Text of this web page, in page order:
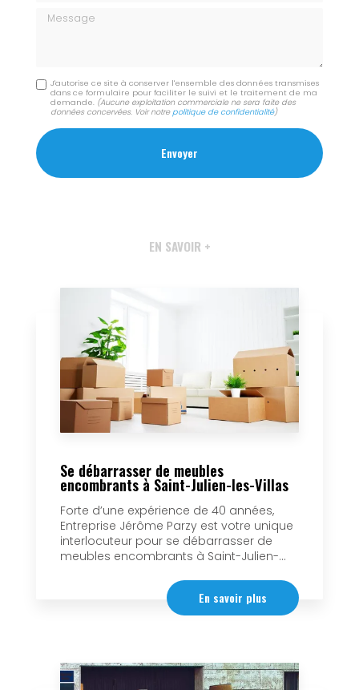
Message
J'autorise ce site à conserver l'ensemble des données transmises
dans ce formulaire pour faciliter le suivi et le traitement de ma
demande. (Aucune exploitation commerciale ne sera faite des
données concervées. Voir notrepolitique de confidentialité)
EN SAVOIR +
Se débarrasser de meubles
encombrants à Saint-Julien-les-Villas
Forte d’une expérience de 40 années,
Entreprise Jérôme Parzy est votre unique
interlocuteur pour se débarrasser de
meubles encombrants à Saint-Julien-...
En savoir plus